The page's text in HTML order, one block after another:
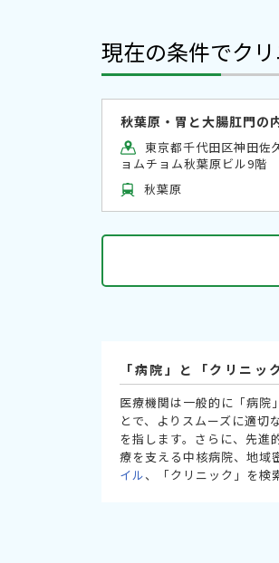
現在の条件でク
秋葉原・胃と大腸肛門の
東京都千代田区神田
ョムチョム秋葉原ビル9階
秋葉原
「病院」と「クリニッ
医療機関は一般的に「病院
とで、よりスムーズに適
を指します。さらに、先
療を支える中核病院、地域
イル、「クリニック」を検